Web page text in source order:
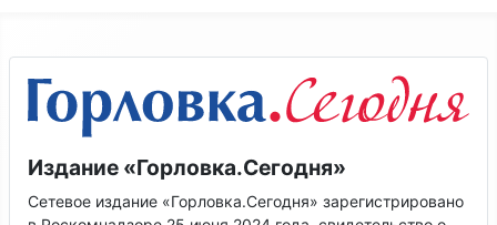
Издание «Горловка.Сегодня»
Сетевое издание «Горловка.Сегодня» зарегистрировано